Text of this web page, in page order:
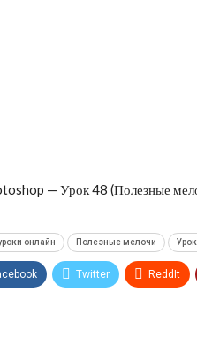
— Урок 48 (Полезные
онлайн Полезные мелочи
Twitter ReddIt